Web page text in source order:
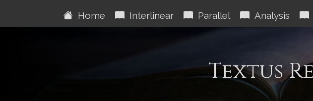
Home Interlinear Parallel Analysis
Textus